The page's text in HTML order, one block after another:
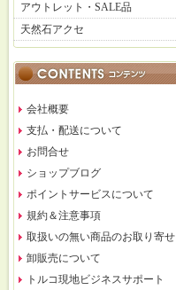
アウトレット・SALE品
天然石アクセ
会社概要
支払・配送について
お問合せ
ショップブログ
ポイントサービスについて
規約＆注意事項
取扱いの無い商品のお取り寄せ
卸販売について
トルコ現地ビジネスサポート